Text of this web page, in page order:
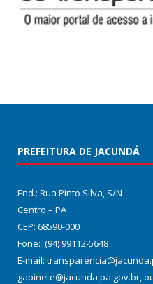
PREFEITURA DE JACUNDÁ
End.: Rua Pinto Silva, S/N
Centro – PA
CEP: 68590-000
Fone: (94) 99112-5648
E-mail:
gabinete@jacunda.pa.gov.br,